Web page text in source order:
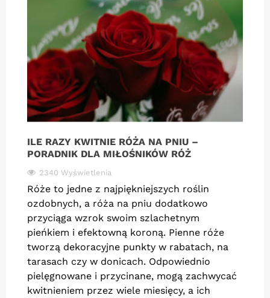
ILE RAZY KWITNIE RÓŻA NA PNIU –
PORADNIK DLA MIŁOŚNIKÓW RÓŻ
2340 Wyświetlenia
Róże to jedne z najpiękniejszych roślin
ozdobnych, a róża na pniu dodatkowo
przyciąga wzrok swoim szlachetnym
pieńkiem i efektowną koroną. Pienne róże
tworzą dekoracyjne punkty w rabatach, na
tarasach czy w donicach. Odpowiednio
pielęgnowane i przycinane, mogą zachwycać
kwitnieniem przez wiele miesięcy, a ich